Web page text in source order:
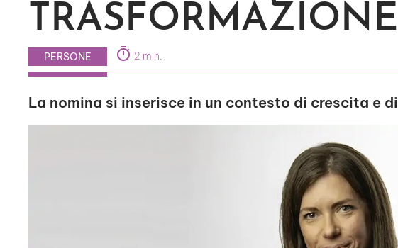
PERSONE timer 2 min.
La nomina si inserisce in un contesto di crescita e